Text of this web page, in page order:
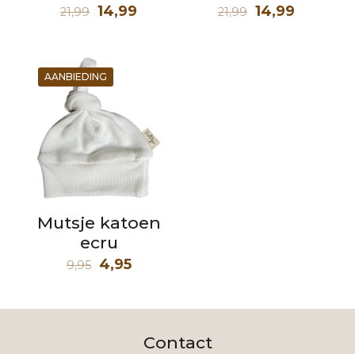
21,99 Oorspronkelijke
21,99.
14,99 21,99 14,99Huidige
AANBIEDING
Mutsje katoen
ecru
9,95
Oorspronkelijke
4,95Huidige
Contact